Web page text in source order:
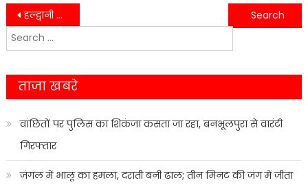
Post
navigation
हल्द्वानी में महिला से बदसलूकी करने वाले दो युवक गिरफ्तार….
साइबर अपराध पर सरकार सख्त, 8690 करोड़ रुपये की ठगी रोकी गई….
Search
for:
ताजा खबरे
वांछितों पर पुलिस का शिकंजा कसता जा रहा, बनभूलपुरा से वारंटी
गिरफ्तार
जंगल में भालू का हमला, दराती बनी ढाल; तीन मिनट की जंग में जीता